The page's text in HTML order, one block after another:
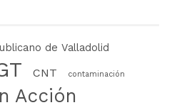
de Valladolid
CNT contaminación
Acción